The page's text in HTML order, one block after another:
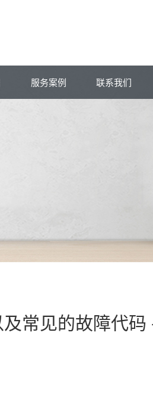
服务案例 联系我们
常见的故障代码